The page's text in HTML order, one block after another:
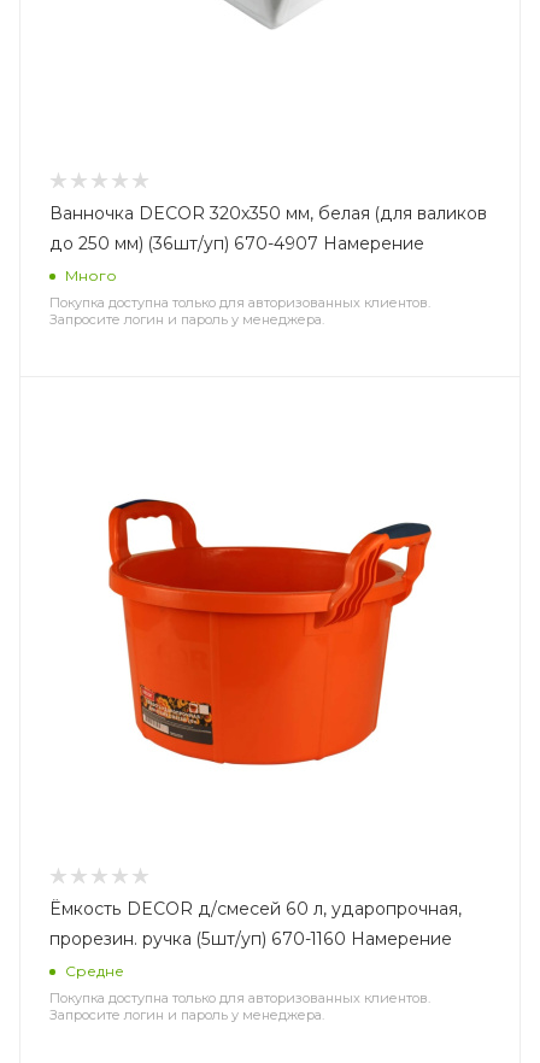
Ванночка DECOR 320х350 мм, белая (для валиков
до 250 мм) (36шт/уп) 670-4907 Намерение
Много
Покупка доступна только для авторизованных клиентов.
Запросите логин и пароль у менеджера.
Ёмкость DЕCOR д/смесей 60 л, ударопрочная,
прорезин. ручка (5шт/уп) 670-1160 Намерение
Средне
Покупка доступна только для авторизованных клиентов.
Запросите логин и пароль у менеджера.